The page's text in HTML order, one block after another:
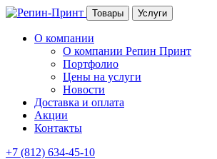
Товары Услуги
О компании
О компании Репин Принт
Портфолио
Цены на услуги
Новости
Доставка и оплата
Акции
Контакты
+7 (812) 634-45-10